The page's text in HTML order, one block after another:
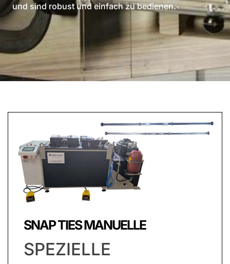
und sind robust und einfach zu bedienen.
SNAP TIES MANUELLE
SPEZIELLE